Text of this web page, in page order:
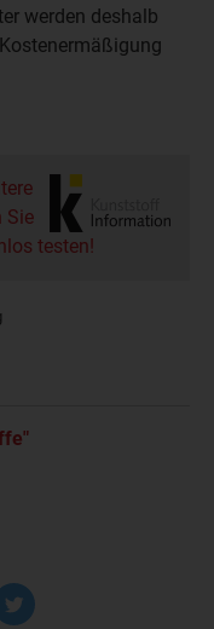
werden deshalb
Sie
testen!